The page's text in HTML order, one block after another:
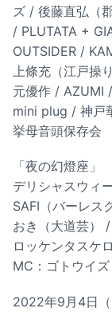
ズ / 後藤直弘（
/ PLUTATA +
OUTSIDER /
上條充（江戸操
元優作 / AZUMI
mini plug / 神戸
挙母音頭保存会
「夜の幻燈座」
デリシャスウィ
SAFI（バーレス
おき（大道芸）
ロッケンタスケ
MC：ゴトウイ
2022年9月4日